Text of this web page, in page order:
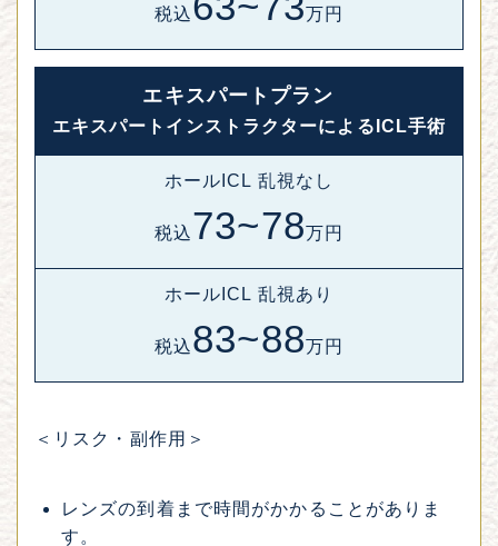
税込 万円
エキスパートプラン
エキスパートインストラクターによるICL手術
ホールICL 乱視なし
税込73~78万円
ホールICL 乱視あり
税込83~88万円
＜リスク・副作用＞
レンズの到着まで時間がかかることがありま
す。